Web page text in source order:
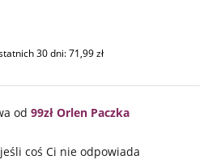
30 dni:71,99zł
od 99zł Orlen Paczka
coś Ci nie odpowiada